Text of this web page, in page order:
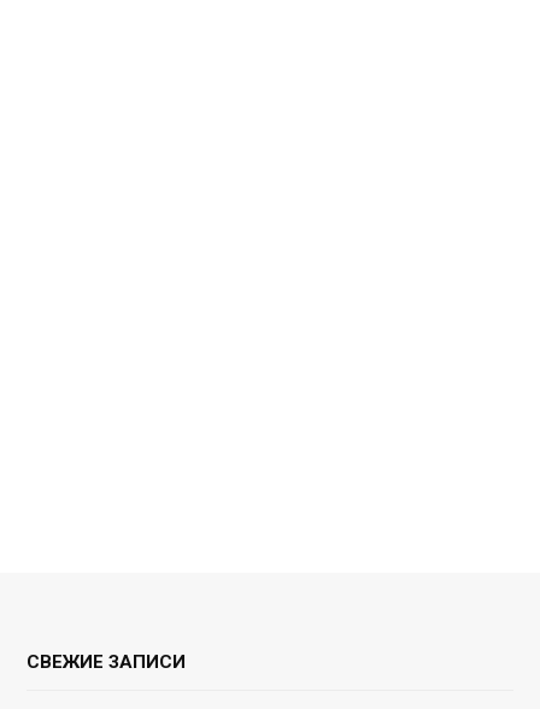
СВЕЖИЕ ЗАПИСИ